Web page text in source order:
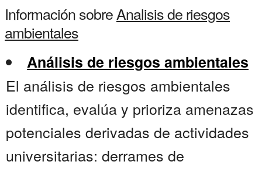
Información sobreAnalisis de riesgos
ambientales
Análisis de riesgos ambientales
El análisis de riesgos ambientales
identifica, evalúa y prioriza amenazas
potenciales derivadas de actividades
universitarias: derrames de